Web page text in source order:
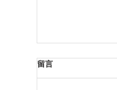
留言